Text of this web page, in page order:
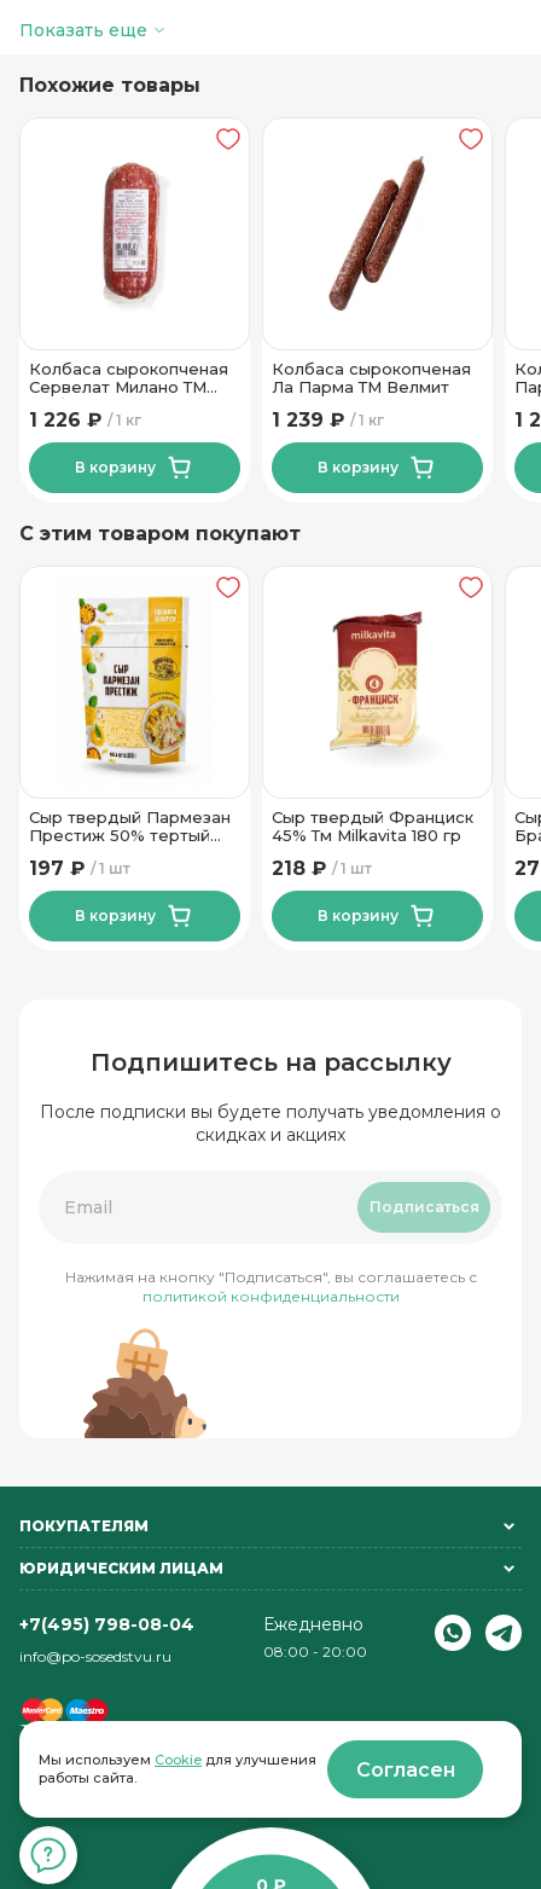
Жиры, в граммах (на 100 г)
Температура хранения
от +2 до +6
Вес в упаковке
170
Показать еще
Похожие товары
Колбаса сырокопченая
Сервелат Милано ТМ
Фабрика качества
1 кг
1 226 ₽
В корзину
Колбаса сырокопченая
Ла Парма ТМ Велмит
1 кг
1 239 ₽
В корзину
1
С этим товаром покупают
Сыр твердый Пармезан
Престиж 50% тертый
Дары
1 шт
197 ₽
В корзину
Сыр твердый Франциск
45% Тм Milkavita 180 гр
1 шт
218 ₽
В корзину
Подпишитесь на рассылку
После подписки вы будете получать уведомления о
скидках и акциях
Подписаться
Нажимая на кнопку "Подписаться", вы соглашаетесь с
политикой конфиденциальности
ПОКУПАТЕЛЯМ
ЮРИДИЧЕСКИМ ЛИЦАМ
+7(495) 798-08-04
info@po-sosedstvu.ru
Ежедневно
08:00 - 20:00
© 2022-2026 . По соседству
Мы используем Cookie для улучшения
работы сайта.
Согласен